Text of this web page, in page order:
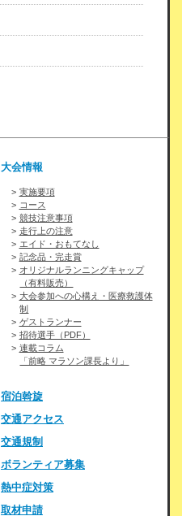
大会情報
実施要項
コース
競技注意事項
走行上の注意
エイド・おもてなし
記念品・完走賞
オリジナルランニングキャップ
（有料販売）
大会参加への心構え・医療救護体
制
ゲストランナー
招待選手（PDF）
連載コラム
「前略 マラソン課長より」
宿泊斡旋
交通アクセス
交通規制
ボランティア募集
熱中症対策
取材申請